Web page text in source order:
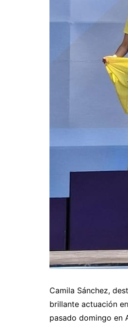
Camila Sánchez,
brillante actuación
pasado domingo en